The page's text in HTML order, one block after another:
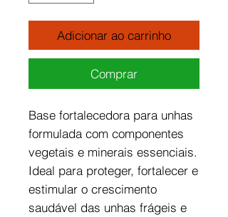
Adicionar ao carrinho
Comprar
Base fortalecedora para unhas
formulada com componentes
vegetais e minerais essenciais.
Ideal para proteger, fortalecer e
estimular o crescimento
saudável das unhas frágeis e